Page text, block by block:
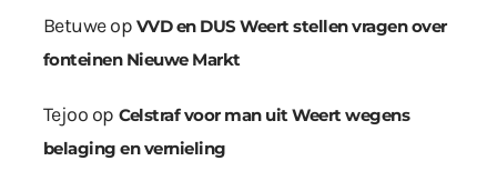
Betuweop VVD en DUS Weert stellen vragen over
fonteinen Nieuwe Markt
Tejoo op Celstraf voor man uit Weert wegens
belaging en vernieling